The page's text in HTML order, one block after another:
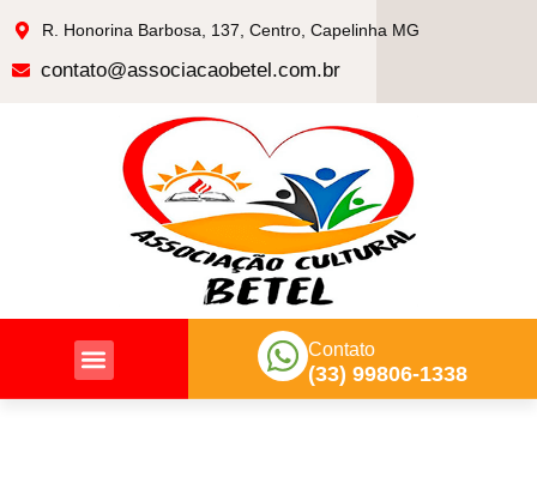
R. Honorina Barbosa, 137, Centro, Capelinha MG
contato@associacaobetel.com.br
Contato
(33) 99806-1338